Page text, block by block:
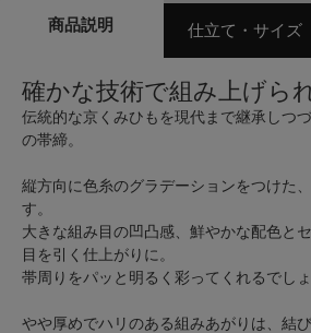
商品説明 仕立て・サイズ
確かな技術で組み上げら
伝統的な京くみひもを現代まで継承しつ
の帯締。
縦方向に色糸のグラデーションをつけた
す。
大きな組み目の凹凸感、鮮やかな配色と
目を引く仕上がりに。
帯周りをパッと明るく彩ってくれるでしょ
やや厚めでハリのある組みあがりは、結